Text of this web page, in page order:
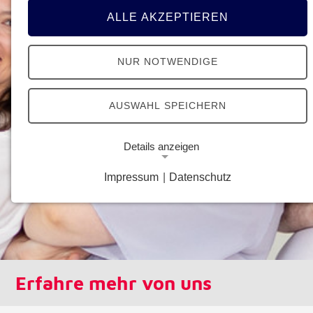
Erfahre mehr von uns
ALLE AKZEPTIEREN
NUR NOTWENDIGE
AUSWAHL SPEICHERN
Details anzeigen
Notwendige Cookies ermöglichen grundlegende
Funktionen und sind für die einwandfreie Funktion
der Website erforderlich.
Impressum Datenschutz